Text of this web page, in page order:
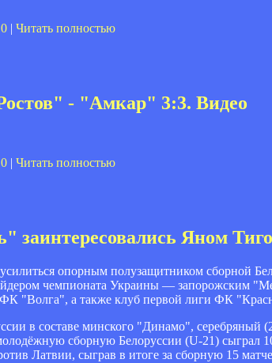
| Читать полностью
- "Амкар" 3:3. Видео
| Читать полностью
заинтересовались Яном
опорным полузащитником сборной
чемпионата Украины — запорожским
"Волга", а также клуб первой лиги ФК
в составе минского "Динамо", серебряный
сборную Белоруссии (U-21) сыграл
Латвии, сыграв в итоге за сборную 15